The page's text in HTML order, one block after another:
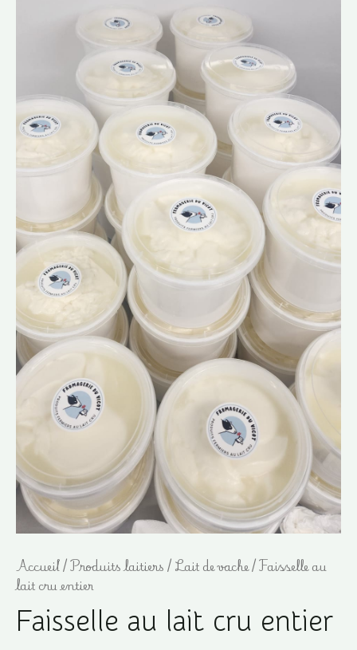
Accueil/Produits laitiers/Lait de vache/ Faisselle au
lait cru entier
Faisselle au lait cru entier